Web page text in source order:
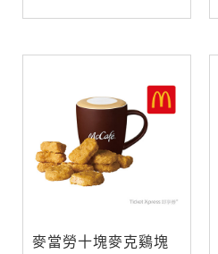
麥當勞十塊麥克鷄塊